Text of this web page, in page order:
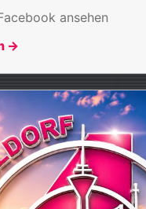
ansehen
→